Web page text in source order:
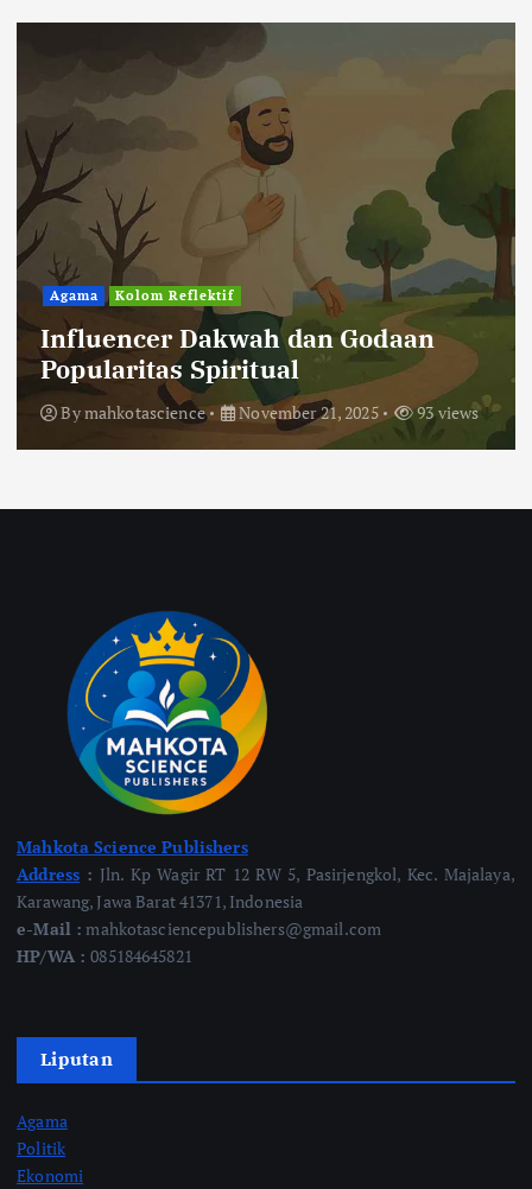
Agama Kolom Reflektif
Influencer Dakwah dan Godaan
Popularitas Spiritual
Bymahkotascience November 21, 2025 93 views
Mahkota Science Publishers
Address : Jln. Kp Wagir RT 12 RW 5, Pasirjengkol, Kec. Majalaya,
Karawang, Jawa Barat 41371, Indonesia
e-Mail : mahkotasciencepublishers@gmail.com
HP/WA :085184645821
Liputan
Agama
Politik
Ekonomi